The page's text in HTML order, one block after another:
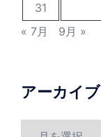
31
« 7月
9月 »
アーカイブ